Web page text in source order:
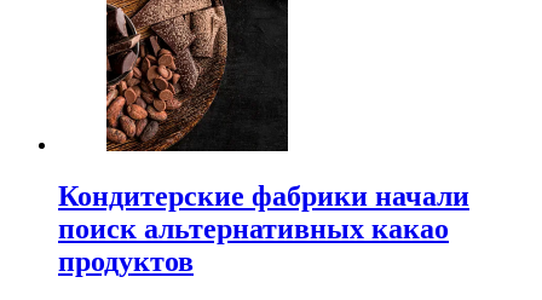
Кондитерские фабрики начали
поиск альтернативных какао
продуктов